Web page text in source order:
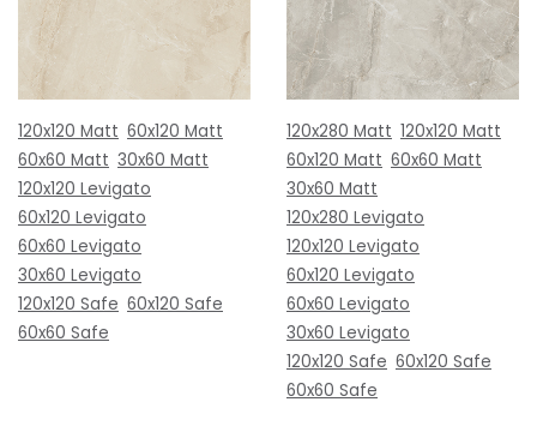
120x120 Matt 60x120 Matt
60x60 Matt 30x60 Matt
120x120 Levigato
60x120 Levigato
60x60 Levigato
30x60 Levigato
120x120 Safe 60x120 Safe
60x60 Safe
120x280 Matt 120x120 Matt
60x120 Matt 60x60 Matt
30x60 Matt
120x280 Levigato
120x120 Levigato
60x120 Levigato
60x60 Levigato
30x60 Levigato
120x120 Safe 60x120 Safe
60x60 Safe